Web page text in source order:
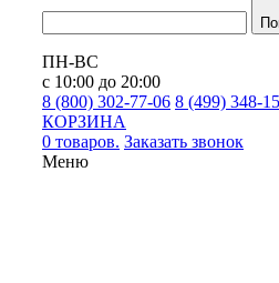
ПН-ВС
с 10:00 до 20:00
8 (800) 302-77-06 8 (499) 348-
КОРЗИНА
0 товаров. Заказать звонок
Меню